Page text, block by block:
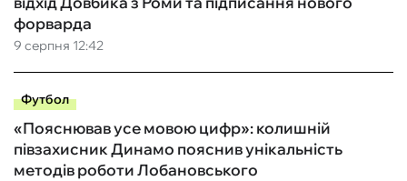
9 серпня 12:42
форварда
Футбол
«Пояснював усе мовою цифр»: колишній
півзахисник Динамо пояснив унікальність
методів роботи Лобановського